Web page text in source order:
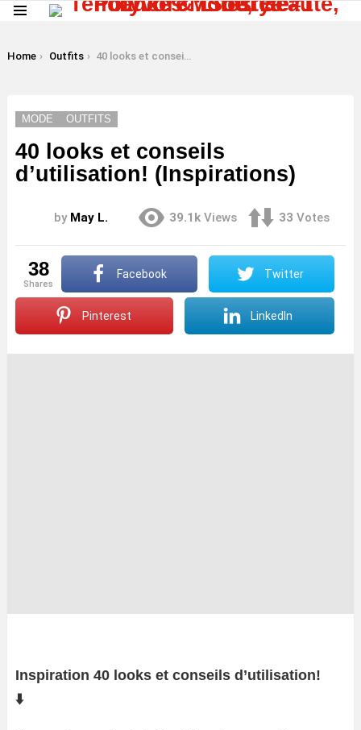
You are here:
Home Outfits 40 looks et conseils d’utilisation! (Inspirations)
MODE OUTFITS
40 looks et conseils
d’utilisation! (Inspirations)
by May L. 39.1k Views 33 Votes
38
shares
Facebook Twitter
Pinterest LinkedIn
Inspiration 40 looks et conseils d’utilisation!
⬇️